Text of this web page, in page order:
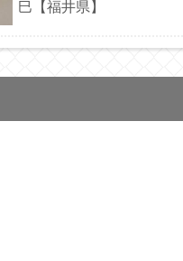
巳【福井県】